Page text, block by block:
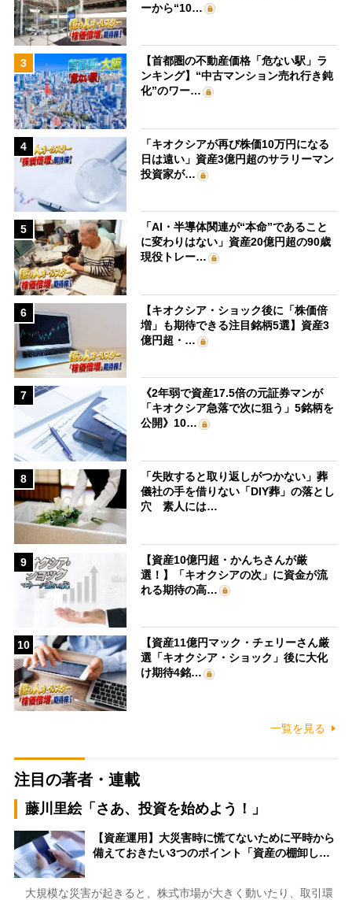
ーから“10…
3
【首都圏の不動産価格「危ない駅」ラ
ンキング】“中古マンション売れ行き鈍
化”のワー…
4
「キオクシアが再び株価10万円になる
日は遠い」資産3億円超のサラリーマン
投資家が…
5
「AI・半導体関連が“本命”であること
に変わりはない」資産20億円超の90歳
現役トレー…
6
【キオクシア・ショック後に「株価倍
増」も期待できる注目銘柄5選】資産3
億円超・…
7
《2年弱で資産17.5倍の元証券マンが
「キオクシア急落で次に狙う」5銘柄を
公開》10…
8
「失敗すると取り返しがつかない」葬
儀社の手を借りない「DIY葬」の落とし
穴 素人には…
9
【資産10億円超・かんちさんが厳
選！】「キオクシアの次」に資金が流
れる期待の高…
10
【資産11億円マック・チェリーさん厳
選「キオクシア・ショック」後に大化
け期待4銘…
一覧を見る
注目の著者・連載
藤川里絵「さあ、投資を始めよう！」
【資産運用】大災害時に慌てないために平時から
備えておきたい3つのポイント「資産の棚卸し…
大規模な災害が起きると、株式市場が大きく動いたり、取引環